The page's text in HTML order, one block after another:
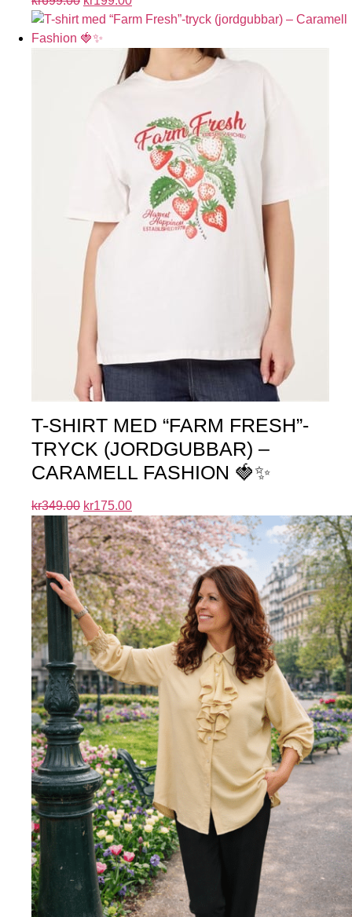
T-SHIRT MED “FARM FRESH”-
TRYCK (JORDGUBBAR) –
CARAMELL FASHION 🍓✨
kr349.00 kr175.00